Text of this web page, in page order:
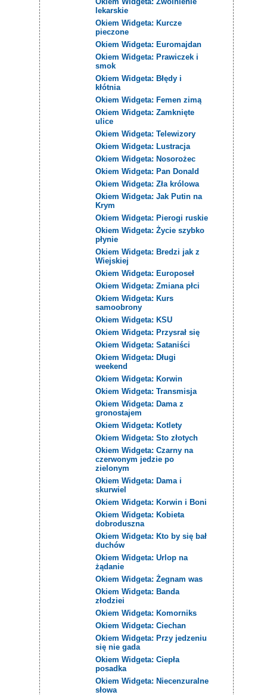
lekarskie
Okiem Widgeta: Kurcze
pieczone
Okiem Widgeta: Euromajdan
Okiem Widgeta: Prawiczek i
smok
Okiem Widgeta: Błędy i
kłótnia
Okiem Widgeta: Femen zimą
Okiem Widgeta: Zamknięte
ulice
Okiem Widgeta: Telewizory
Okiem Widgeta: Lustracja
Okiem Widgeta: Nosorożec
Okiem Widgeta: Pan Donald
Okiem Widgeta: Zła królowa
Okiem Widgeta: Jak Putin na
Krym
Okiem Widgeta: Pierogi ruskie
Okiem Widgeta: Życie szybko
płynie
Okiem Widgeta: Bredzi jak z
Wiejskiej
Okiem Widgeta: Europoseł
Okiem Widgeta: Zmiana płci
Okiem Widgeta: Kurs
samoobrony
Okiem Widgeta: KSU
Okiem Widgeta: Przysrał się
Okiem Widgeta: Sataniści
Okiem Widgeta: Długi
weekend
Okiem Widgeta: Korwin
Okiem Widgeta: Transmisja
Okiem Widgeta: Dama z
gronostajem
Okiem Widgeta: Kotlety
Okiem Widgeta: Sto złotych
Okiem Widgeta: Czarny na
czerwonym jedzie po
zielonym
Okiem Widgeta: Dama i
skurwiel
Okiem Widgeta: Korwin i Boni
Okiem Widgeta: Kobieta
dobroduszna
Okiem Widgeta: Kto by się bał
duchów
Okiem Widgeta: Urlop na
żądanie
Okiem Widgeta: Żegnam was
Okiem Widgeta: Banda
złodziei
Okiem Widgeta: Komorniks
Okiem Widgeta: Ciechan
Okiem Widgeta: Przy jedzeniu
się nie gada
Okiem Widgeta: Ciepła
posadka
Okiem Widgeta: Niecenzuralne
słowa